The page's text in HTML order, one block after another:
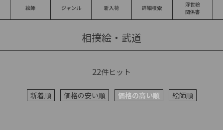
絵師 ジャンル 新入荷 詳細検索
浮世絵
関係書
相撲絵・武道
22件ヒット
新着順 価格の安い順 価格の高い順 絵師順